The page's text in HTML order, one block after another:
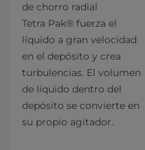
de chorro radial
Tetra Pak® fuerza el
líquido a gran velocidad
en el depósito y crea
turbulencias. El volumen
de líquido dentro del
depósito se convierte en
su propio agitador.